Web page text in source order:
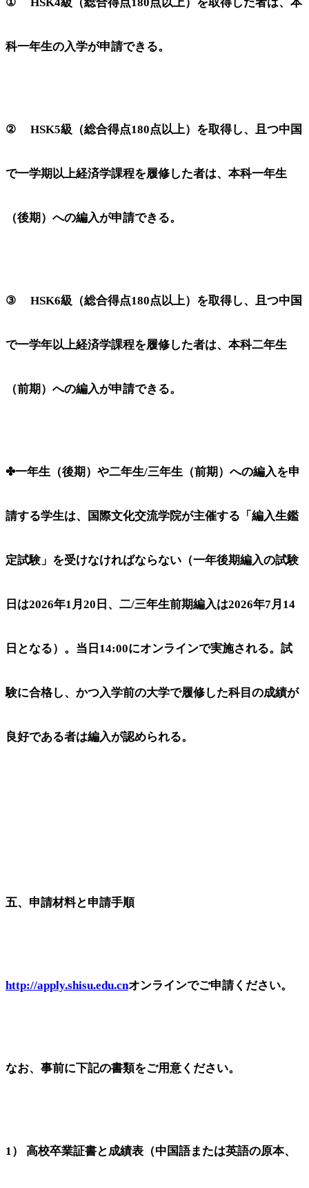
科一年生の入学が申請できる。
② HSK5級（総合得点180点以上）を取得し、且つ中国
で一学期以上経済学課程を履修した者は、本科一年生
（後期）への編入が申請できる。
③ HSK6級（総合得点180点以上）を取得し、且つ中国
で一学年以上経済学課程を履修した者は、本科二年生
（前期）への編入が申請できる。
✤一年生（後期）や二年生/三年生（前期）への編入を申
請する学生は、国際文化交流学院が主催する「編入生鑑
定試験」を受けなければならない（一年後期編入の試験
日は2026年1月20日、二/三年生前期編入は2026年7月14
日となる）。当日14:00にオンラインで実施される。試
験に合格し、かつ入学前の大学で履修した科目の成績が
良好である者は編入が認められる。
五、申請材料と申請手順
http://apply.shisu.edu.cnオンラインでご申請ください。
なお、事前に下記の書類をご用意ください。
1） 高校卒業証書と成績表（中国語または英語の原本、